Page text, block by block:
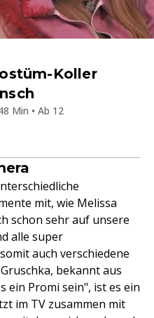
Koller
Min • Ab 12
mit, wie Melissa
schon sehr auf unsere
alle super
auch verschiedene
bekannt aus
ein Promi sein", ist es ein
im TV zusammen mit